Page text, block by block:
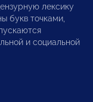
лексику
букв точками,
и социальной